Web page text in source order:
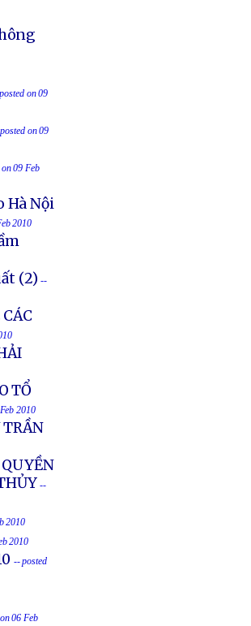
on 09
on 09
09 Feb
Hà Nội
2010
(2) --
TỔ
2010
TRẦN
--
2010
2010
-- posted
06 Feb